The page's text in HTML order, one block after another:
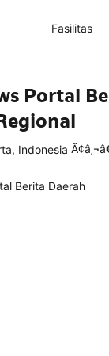
Fasilitas
Portal
Indonesia